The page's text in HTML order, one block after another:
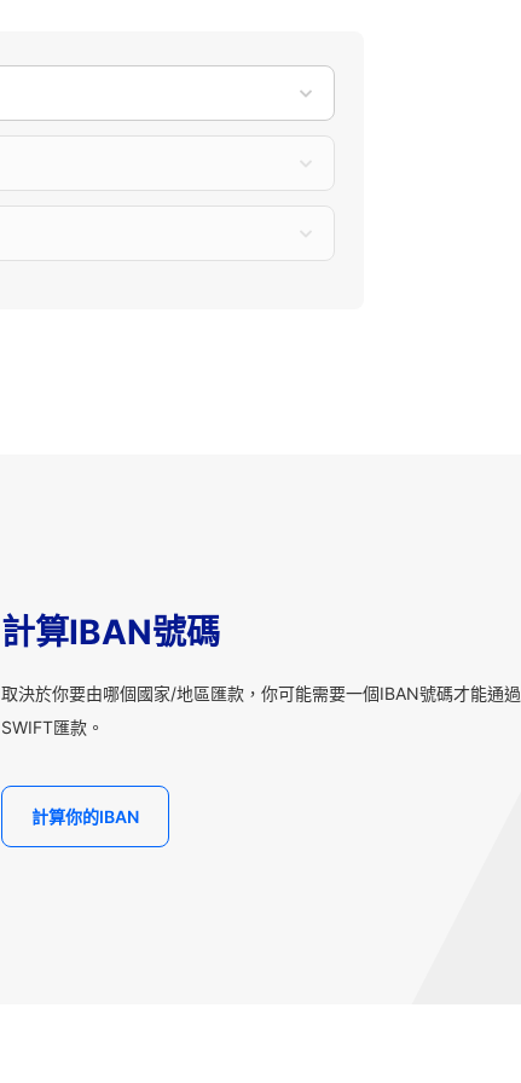
計算IBAN號碼
取決於你要由哪個國家/地區匯款，你可能需要一個IBAN號碼才能通過
SWIFT匯款。
計算你的IBAN